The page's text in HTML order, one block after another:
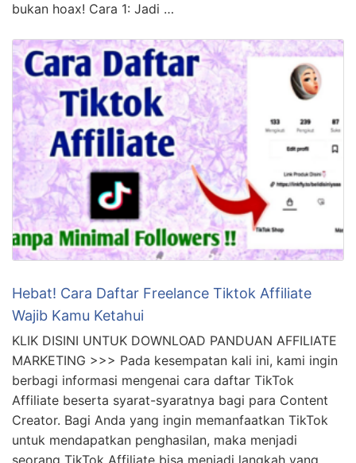
Simak! Cara Dapat Uang Dari Freelancer Wajib
Kamu Ketahui
KLIK DISINI UNTUK DOWNLOAD PANDUAN AFFILIATE
MARKETING >>> Yo, yang suka cari duit dari internet!
Ada berita bagus nih buat kalian semua. Gue mau
kasih tau 9 cara mendapatkan uang dari internet buat
kalian yang masih pemula. Gak perlu modal banyak,
kalian bisa dapet duit dengan cepat. Gue jamin, ini
bukan hoax! Cara 1: Jadi …